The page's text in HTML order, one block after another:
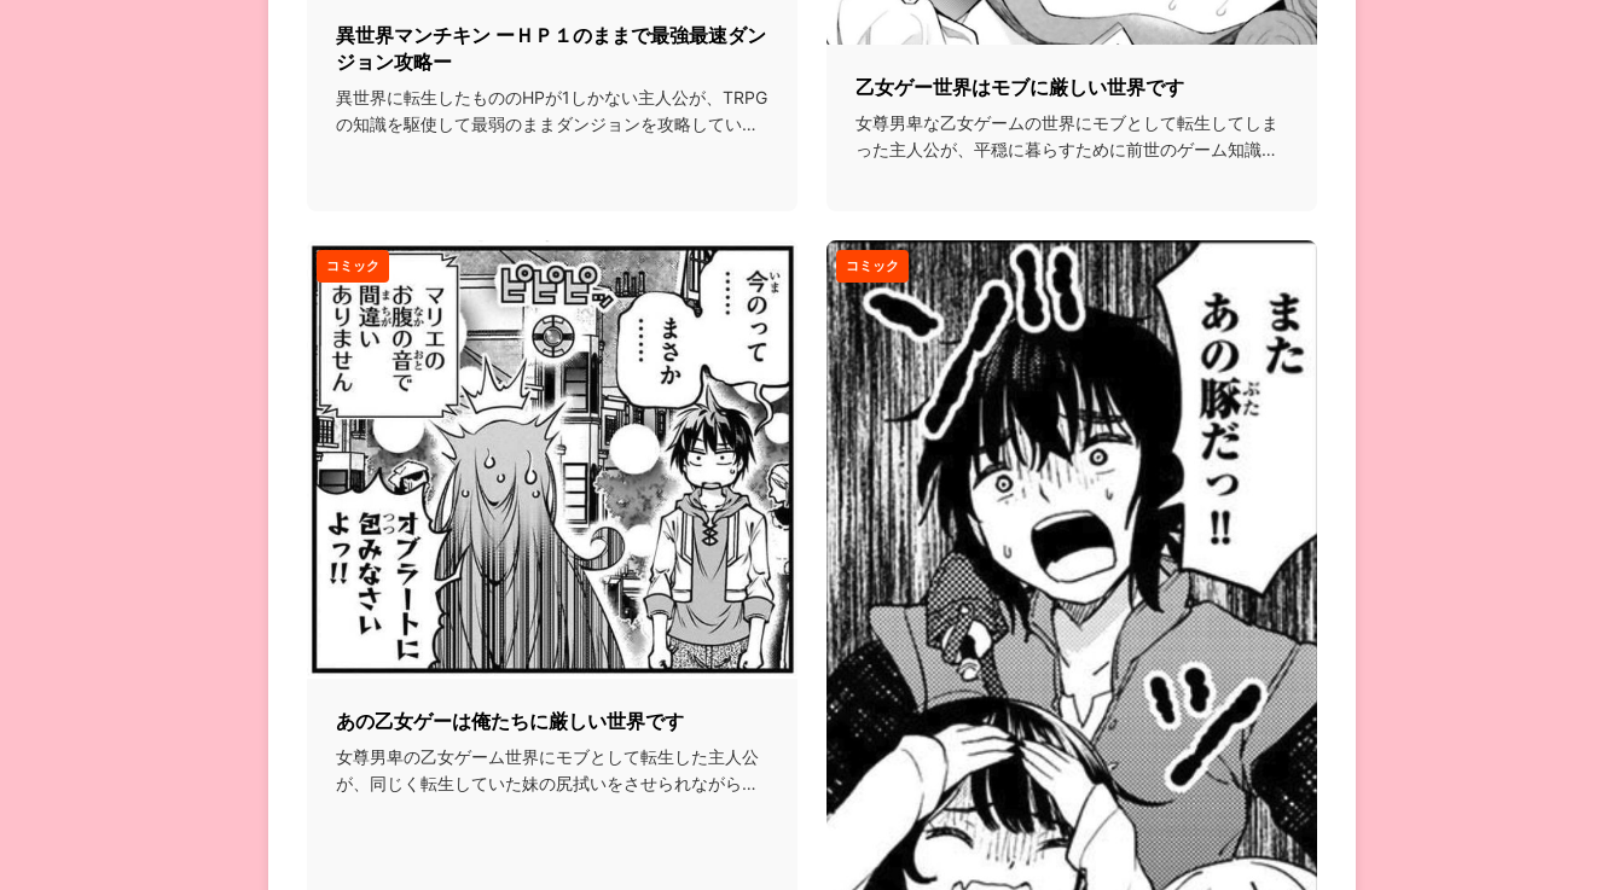
異世界マンチキン ーＨＰ１のままで最強最速ダン
ジョン攻略ー
異世界に転生したもののHPが1しかない主人公が、TRPG
の知識を駆使して最弱のままダンジョンを攻略してい
乙女ゲー世界はモブに厳しい世界です
女尊男卑な乙女ゲームの世界にモブとして転生してしま
った主人公が、平穏に暮らすために前世のゲーム知識を
コミック
あの乙女ゲーは俺たちに厳しい世界です
女尊男卑の乙女ゲーム世界にモブとして転生した主人公
が、同じく転生していた妹の尻拭いをさせられながら二
コミック